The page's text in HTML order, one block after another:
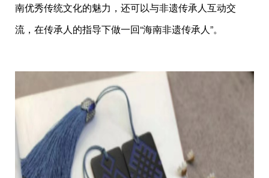
南优秀传统文化的魅力，还可以与非遗传承人互动交
流，在传承人的指导下做一回“海南非遗传承人”。